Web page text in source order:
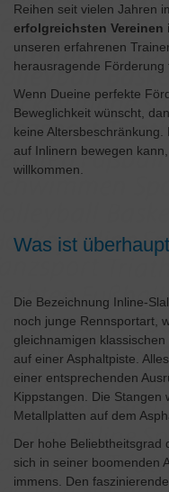
Reihen seit vielen Jahren
erfolgreichsten Vereinen
unseren erfahrenen
herausragende Förderung
Wenn Dueine perfekte
Beweglichkeit wünscht,
keine
auf Inlinern bewegen
willkommen.
Was ist
Die Bezeichnung Inline-
noch junge Rennsportart,
gleichnamigen
auf einer Asphaltpiste.
einer entsprechenden
Kippstangen. Die Stangen
Metallplatten auf dem
Der hohe Beliebtheitsgrad
sich in seiner boomenden
immens. Den